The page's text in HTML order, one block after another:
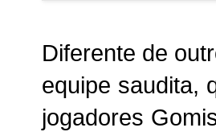
Diferente de
equipe saudita,
jogadores